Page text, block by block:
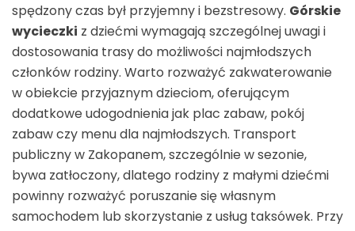
spędzony czas był przyjemny i bezstresowy. Górskie
wycieczki z dziećmi wymagają szczególnej uwagi i
dostosowania trasy do możliwości najmłodszych
członków rodziny. Warto rozważyć zakwaterowanie
w obiekcie przyjaznym dzieciom, oferującym
dodatkowe udogodnienia jak plac zabaw, pokój
zabaw czy menu dla najmłodszych. Transport
publiczny w Zakopanem, szczególnie w sezonie,
bywa zatłoczony, dlatego rodziny z małymi dziećmi
powinny rozważyć poruszanie się własnym
samochodem lub skorzystanie z usług taksówek. Przy